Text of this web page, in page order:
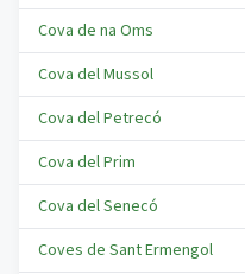
Cova de na Oms
Cova del Mussol
Cova del Petrecó
Cova del Prim
Cova del Senecó
Coves de Sant Ermengol